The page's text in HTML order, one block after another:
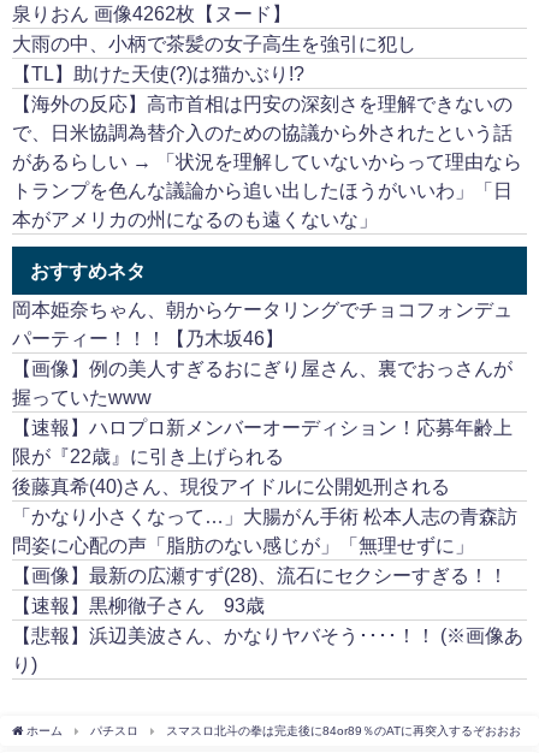
泉りおん 画像4262枚【ヌード】
大雨の中、小柄で茶髪の女子高生を強引に犯し
【TL】助けた天使(?)は猫かぶり!?
【海外の反応】高市首相は円安の深刻さを理解できないの
で、日米協調為替介入のための協議から外されたという話
があるらしい → 「状況を理解していないからって理由なら
トランプを色んな議論から追い出したほうがいいわ」「日
本がアメリカの州になるのも遠くないな」
おすすめネタ
岡本姫奈ちゃん、朝からケータリングでチョコフォンデュ
パーティー！！！【乃木坂46】
【画像】例の美人すぎるおにぎり屋さん、裏でおっさんが
握っていたwww
【速報】ハロプロ新メンバーオーディション！応募年齢上
限が『22歳』に引き上げられる
後藤真希(40)さん、現役アイドルに公開処刑される
「かなり小さくなって…」大腸がん手術 松本人志の青森訪
問姿に心配の声「脂肪のない感じが」「無理せずに」
【画像】最新の広瀬すず(28)、流石にセクシーすぎる！！
【速報】黒柳徹子さん 93歳
【悲報】浜辺美波さん、かなりヤバそう････！！ (※画像あ
り)
ホーム パチスロ スマスロ北斗の拳は完走後に84or89％のATに再突入するぞおおお